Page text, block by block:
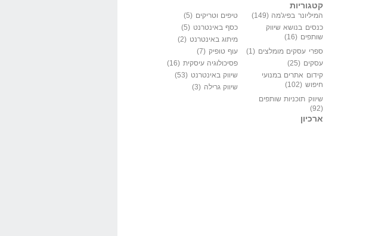
קטגוריות
המיליונר בפיג'מה (149) טיפים וטריקים (5)
כנסים בנושא שיווק
שותפים (16)
כסף באינטרנט (5)
מיתוג באינטרנט (2)
ספרי עסקים מומלצים (1) עוף טופיק (7)
עסקים (25) פסיכולוגיה עיסקית (16)
קידום אתרים במנועי
חיפוש (102)
שיווק באינטרנט (53)
שיווק גרילה (3)
שיווק תוכניות שותפים
(92)
ארכיון